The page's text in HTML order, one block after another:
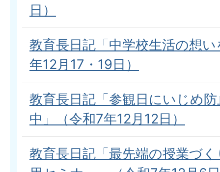
日）
教育長日記「中学校生活の想
年12月17・19日）
教育長日記「参観日にいじめ
中」（令和7年12月12日）
教育長日記「最先端の授業づ